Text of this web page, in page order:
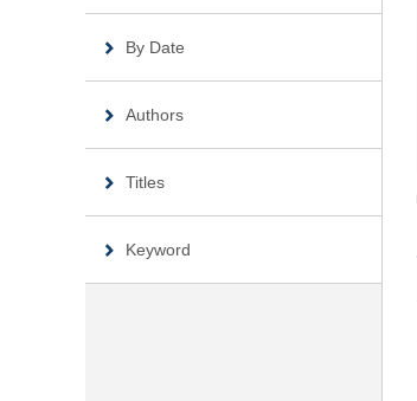
By Date
Authors
Titles
Keyword